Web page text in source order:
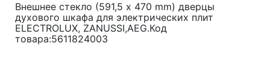
Внешнее стекло (591,5 x 470 mm) дверцы
духового шкафа для электрических плит
ELECTROLUX, ZANUSSI,AEG.Код
товара:5611824003